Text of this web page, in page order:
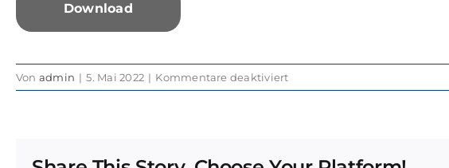
Download
Von admin | 5. Mai 2022 | Kommentare deaktiviertfür
Metallbauer